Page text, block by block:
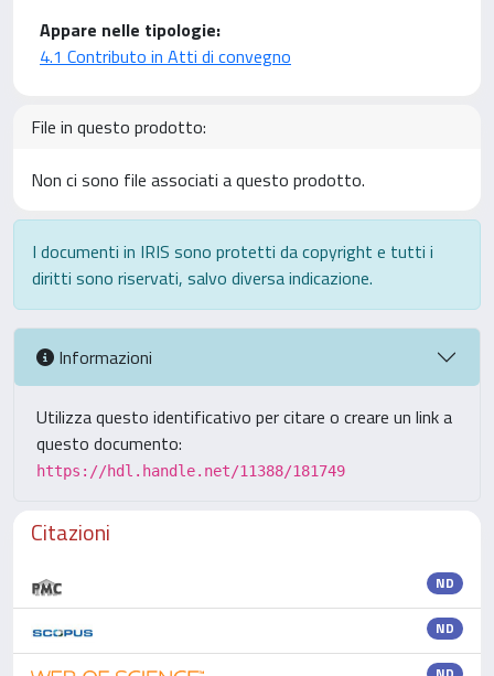
Appare nelle tipologie:
4.1 Contributo in Atti di convegno
File in questo prodotto:
Non ci sono file associati a questo prodotto.
I documenti in IRIS sono protetti da copyright e tutti i
diritti sono riservati, salvo diversa indicazione.
Informazioni
Utilizza questo identificativo per citare o creare un link a
questo documento:
https://hdl.handle.net/11388/181749
Citazioni
ND
ND